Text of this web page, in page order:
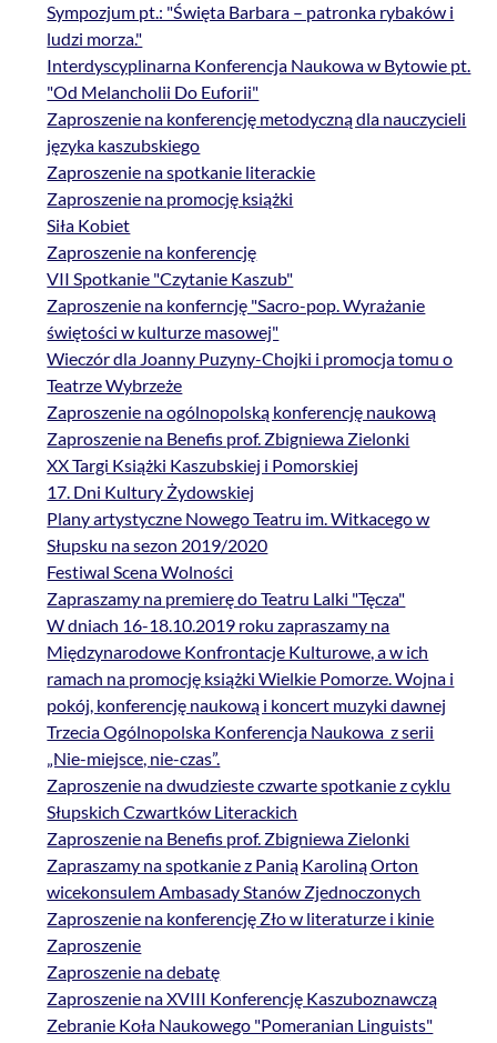
Sympozjum pt.: "Święta Barbara – patronka rybaków i
ludzi morza."
Interdyscyplinarna Konferencja Naukowa w Bytowie pt.
"Od Melancholii Do Euforii"
Zaproszenie na konferencję metodyczną dla nauczycieli
języka kaszubskiego
Zaproszenie na spotkanie literackie
Zaproszenie na promocję książki
Siła Kobiet
Zaproszenie na konferencję
VII Spotkanie "Czytanie Kaszub"
Zaproszenie na konferncję "Sacro-pop. Wyrażanie
świętości w kulturze masowej"
Wieczór dla Joanny Puzyny-Chojki i promocja tomu o
Teatrze Wybrzeże
Zaproszenie na ogólnopolską konferencję naukową
Zaproszenie na Benefis prof. Zbigniewa Zielonki
XX Targi Książki Kaszubskiej i Pomorskiej
17. Dni Kultury Żydowskiej
Plany artystyczne Nowego Teatru im. Witkacego w
Słupsku na sezon 2019/2020
Festiwal Scena Wolności
Zapraszamy na premierę do Teatru Lalki "Tęcza"
W dniach 16-18.10.2019 roku zapraszamy na
Międzynarodowe Konfrontacje Kulturowe, a w ich
ramach na promocję książki Wielkie Pomorze. Wojna i
pokój, konferencję naukową i koncert muzyki dawnej
Trzecia Ogólnopolska Konferencja Naukowa z serii
„Nie-miejsce, nie-czas”.
Zaproszenie na dwudzieste czwarte spotkanie z cyklu
Słupskich Czwartków Literackich
Zaproszenie na Benefis prof. Zbigniewa Zielonki
Zapraszamy na spotkanie z Panią Karoliną Orton
wicekonsulem Ambasady Stanów Zjednoczonych
Zaproszenie na konferencję Zło w literaturze i kinie
Zaproszenie
Zaproszenie na debatę
Zaproszenie na XVIII Konferencję Kaszuboznawczą
Zebranie Koła Naukowego "Pomeranian Linguists"